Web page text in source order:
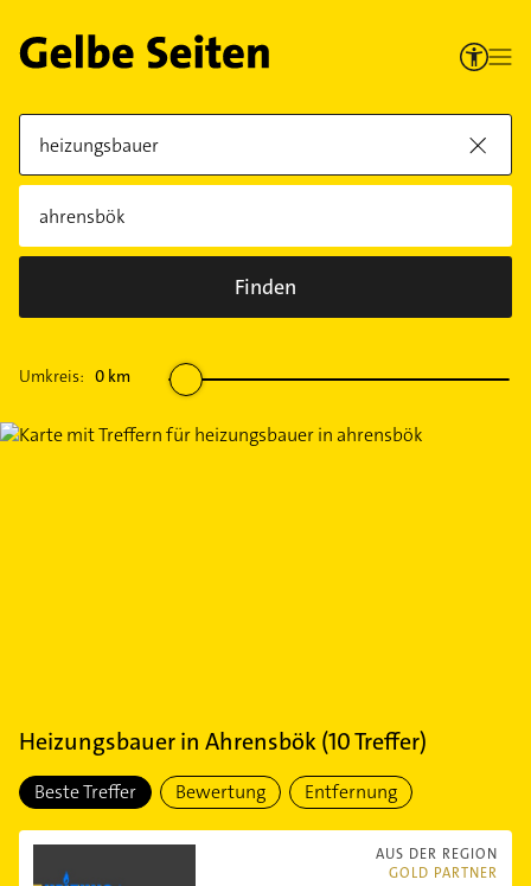
Finden
Umkreis: 0 km
Heizungsbauerin Ahrensbök(10Treffer)
Beste Treffer Bewertung Entfernung
AUS DER REGION
GOLD PARTNER